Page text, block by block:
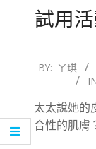
試用
2013-
21
BY: ㄚ琪
太太說她的
合性的肌膚